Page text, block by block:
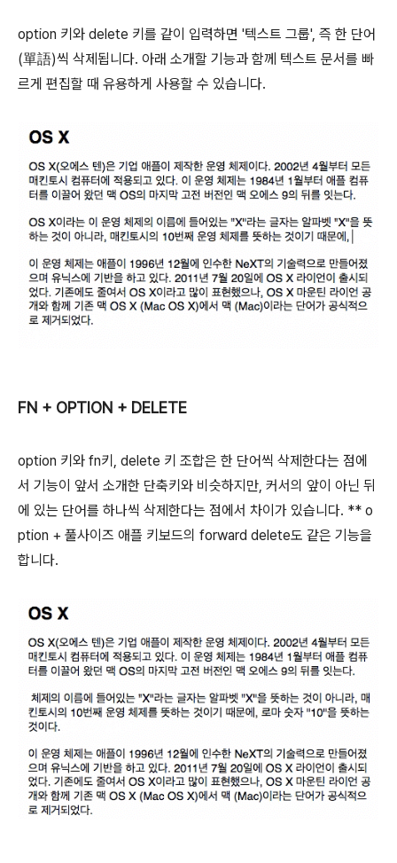
option 키와 delete 키를 같이 입력하면 '텍스트 그룹', 즉 한 단어
(單語)씩 삭제됩니다. 아래 소개할 기능과 함께 텍스트 문서를 빠
르게 편집할 때 유용하게 사용할 수 있습니다.
FN + OPTION + DELETE
option 키와 fn키, delete 키 조합은 한 단어씩 삭제한다는 점에
서 기능이 앞서 소개한 단축키와 비슷하지만, 커서의 앞이 아닌 뒤
에 있는 단어를 하나씩 삭제한다는 점에서 차이가 있습니다. ** o
ption + 풀사이즈 애플 키보드의 forward delete도 같은 기능을
합니다.